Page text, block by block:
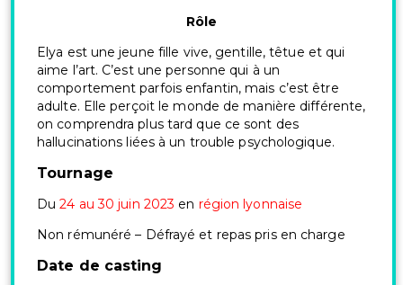
Rôle
Elya est une jeune fille vive, gentille, têtue et qui
aime l’art. C’est une personne qui à un
comportement parfois enfantin, mais c’est être
adulte. Elle perçoit le monde de manière différente,
on comprendra plus tard que ce sont des
hallucinations liées à un trouble psychologique.
Tournage
Du24 au 30 juin 2023 en région lyonnaise
Non rémunéré – Défrayé et repas pris en charge
Date de casting